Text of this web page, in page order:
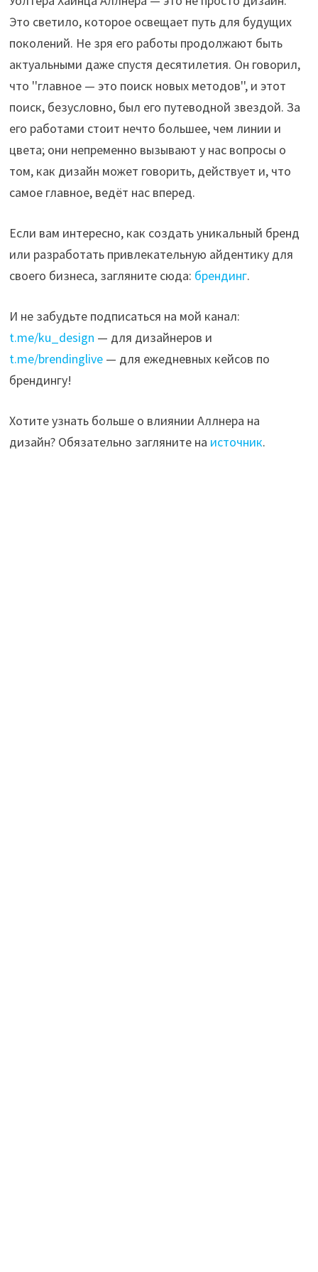
Это светило, которое освещает путь для будущих
поколений. Не зря его работы продолжают быть
актуальными даже спустя десятилетия. Он говорил,
что ''главное — это поиск новых методов'', и этот
поиск, безусловно, был его путеводной звездой. За
его работами стоит нечто большее, чем линии и
цвета; они непременно вызывают у нас вопросы о
том, как дизайн может говорить, действует и, что
самое главное, ведёт нас вперед.
Если вам интересно, как создать уникальный бренд
или разработать привлекательную айдентику для
своего бизнеса, загляните сюда: брендинг.
И не забудьте подписаться на мой канал:
t.me/ku_design — для дизайнеров и
t.me/brendinglive — для ежедневных кейсов по
брендингу!
Хотите узнать больше о влиянии Аллнера на
дизайн? Обязательно загляните на источник.